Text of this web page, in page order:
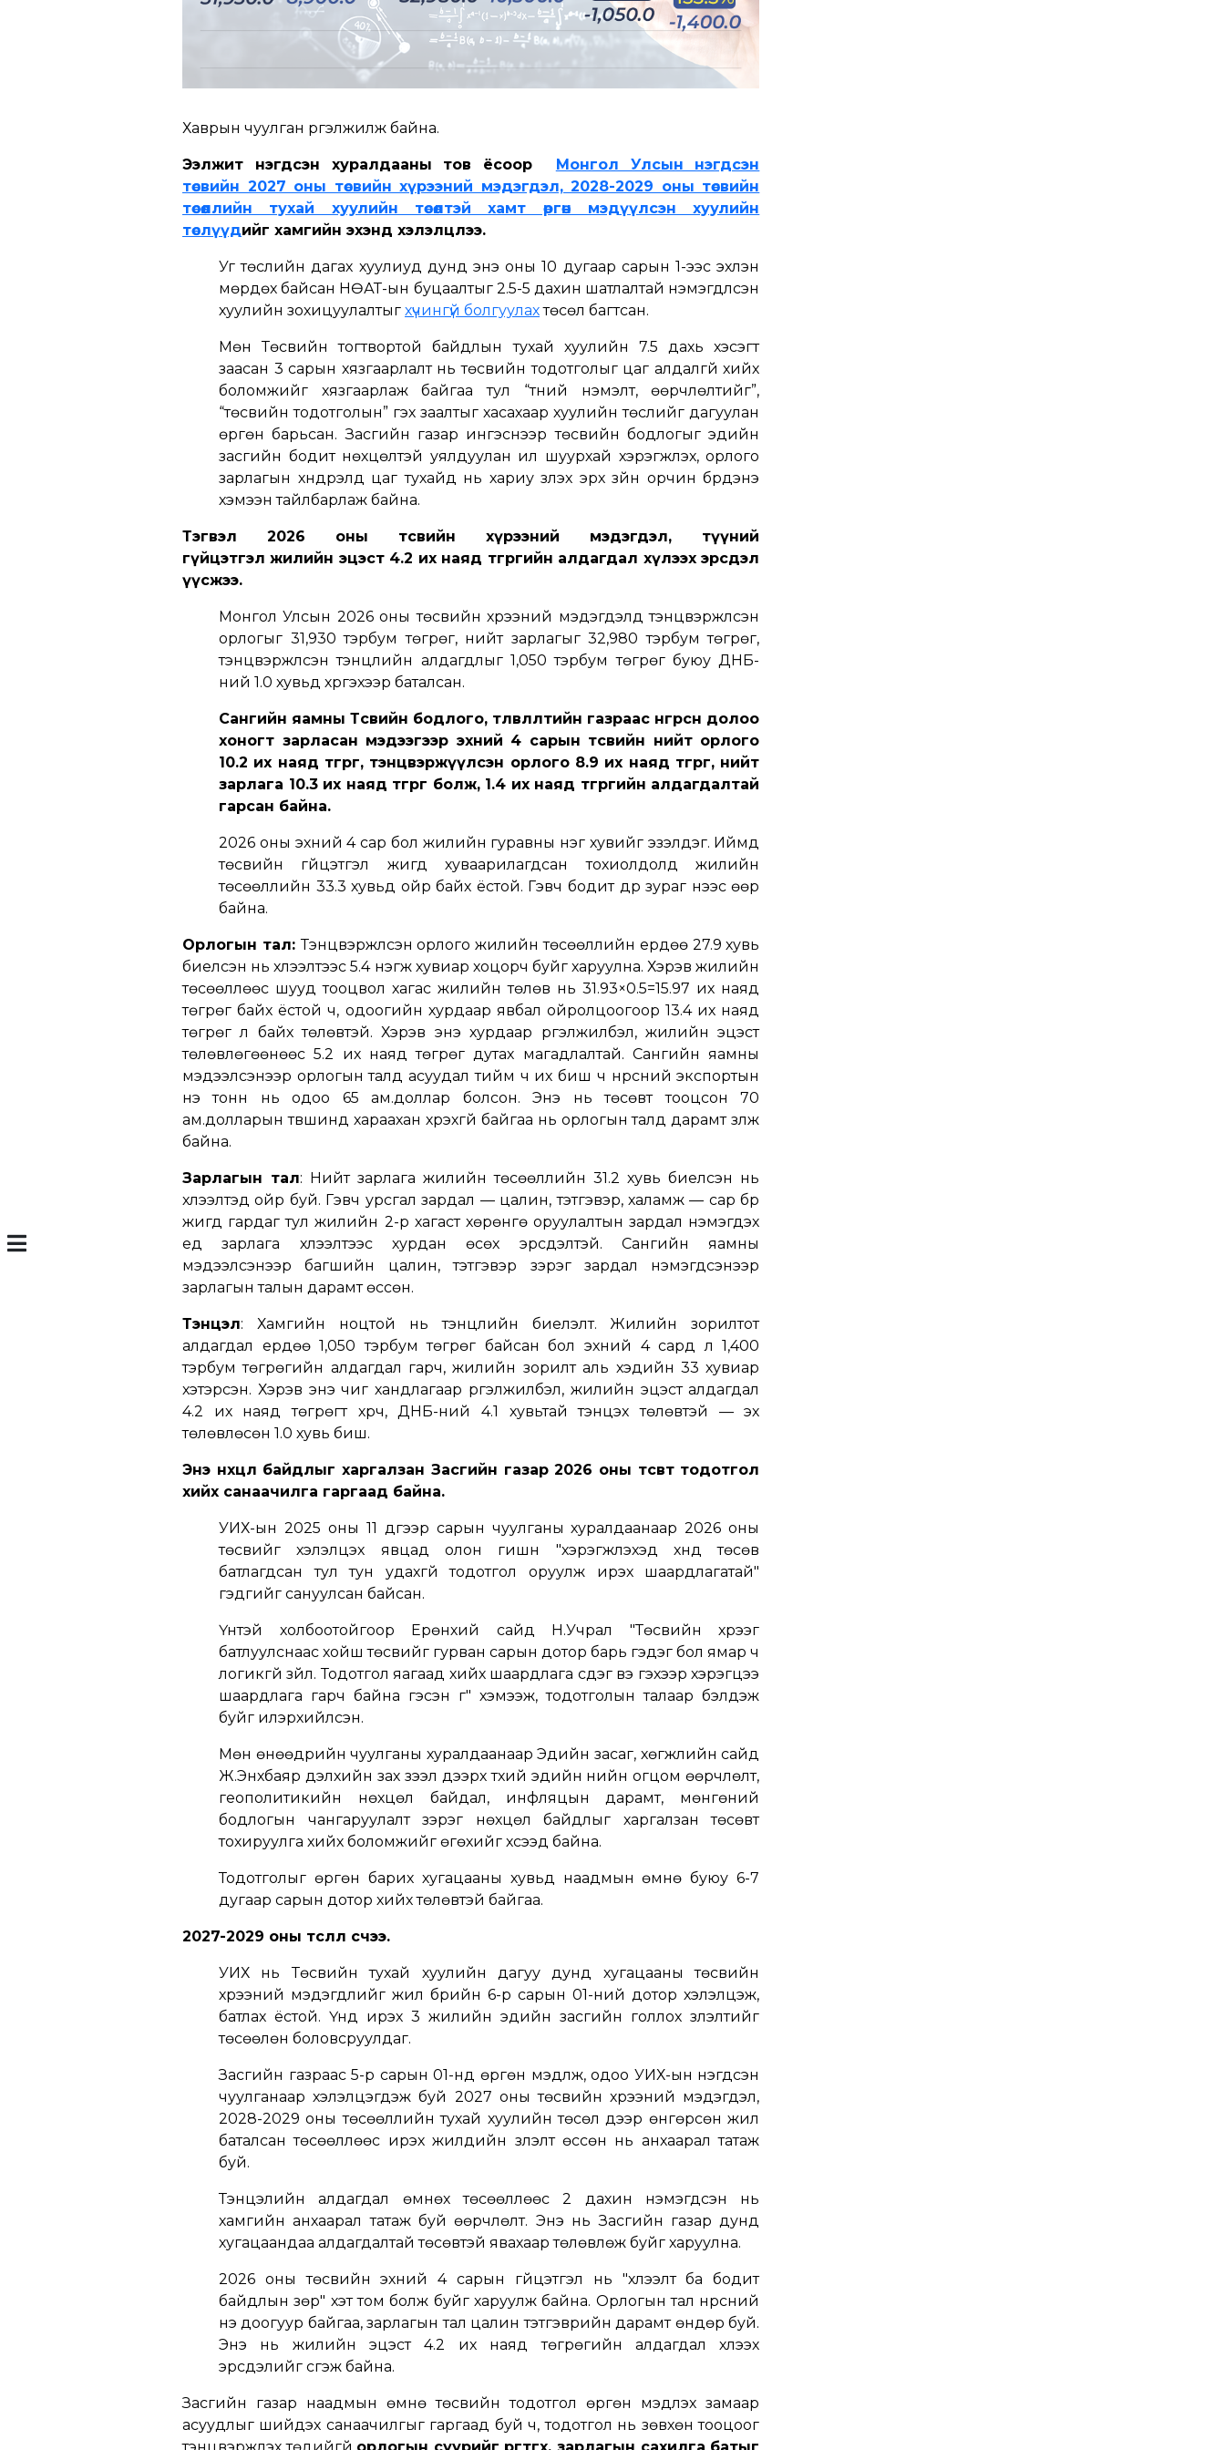
Хаврын чуулган үргэлжилж байна.
Ээлжит нэгдсэн хуралдааны тов ёсоор Монгол Улсын нэгдсэн
төсвийн 2027 оны төсвийн хүрээний мэдэгдэл, 2028-2029 оны төсвийн
төсөөллийн тухай хуулийн төсөлтэй хамт өргөн мэдүүлсэн хуулийн
төслүүдийг хамгийн эхэнд хэлэлцлээ.
Уг төслийн дагах хуулиуд дунд энэ оны 10 дугаар сарын 1-ээс эхлэн
мөрдөх байсан НӨАТ-ын буцаалтыг 2.5-5 дахин шатлалтай нэмэгдүүлсэн
хуулийн зохицуулалтыг хүчингүй болгуулахтөсөл багтсан.
Мөн Төсвийн тогтвортой байдлын тухай хуулийн 7.5 дахь хэсэгт
заасан 3 сарын хязгаарлалт нь төсвийн тодотголыг цаг алдалгүй хийх
боломжийг хязгаарлаж байгаа тул “түүний нэмэлт, өөрчлөлтийг”,
“төсвийн тодотголын” гэх заалтыг хасахаар хуулийн төслийг дагуулан
өргөн барьсан. Засгийн газар ингэснээр төсвийн бодлогыг эдийн
засгийн бодит нөхцөлтэй уялдуулан илүү шуурхай хэрэгжүүлэх, орлого
зарлагын хүндрэлд цаг тухайд нь хариу үзүүлэх эрх зүйн орчин бүрдэнэ
хэмээн тайлбарлаж байна.
Тэгвэл 2026 оны төсвийн хүрээний мэдэгдэл, түүний
гүйцэтгэл жилийн эцэст 4.2 их наяд төгрөгийн алдагдал хүлээх эрсдэл
үүсжээ.
Монгол Улсын 2026 оны төсвийн хүрээний мэдэгдэлд тэнцвэржүүлсэн
орлогыг 31,930 тэрбум төгрөг, нийт зарлагыг 32,980 тэрбум төгрөг,
тэнцвэржүүлсэн тэнцлийн алдагдлыг 1,050 тэрбум төгрөг буюу ДНБ-
ний 1.0 хувьд хүргэхээр баталсан.
Сангийн яамны Төсвийн бодлого, төлөвлөлтийн газраас өнгөрсөн долоо
хоногт зарласан мэдээгээр эхний 4 сарын төсвийн нийт орлого
10.2 их наяд төгрөг, тэнцвэржүүлсэн орлого 8.9 их наяд төгрөг, нийт
зарлага 10.3 их наяд төгрөг болж, 1.4 их наяд төгрөгийн алдагдалтай
гарсан байна.
2026 оны эхний 4 сар бол жилийн гуравны нэг хувийг эзэлдэг. Иймд
төсвийн гүйцэтгэл жигд хуваарилагдсан тохиолдолд жилийн
төсөөллийн 33.3 хувьд ойр байх ёстой. Гэвч бодит дүр зураг үүнээс өөр
байна.
Орлогын тал:Тэнцвэржүүлсэн орлого жилийн төсөөллийн ердөө 27.9 хувь
биелсэн нь хүлээлтээс 5.4 нэгж хувиар хоцорч буйг харуулна. Хэрэв жилийн
төсөөллөөс шууд тооцвол хагас жилийн төлөв нь 31.93×0.5=15.97 их наяд
төгрөг байх ёстой ч, одоогийн хурдаар явбал ойролцоогоор 13.4 их наяд
төгрөг л байх төлөвтэй. Хэрэв энэ хурдаар үргэлжилбэл, жилийн эцэст
төлөвлөгөөнөөс 5.2 их наяд төгрөг дутах магадлалтай. Сангийн яамны
мэдээлсэнээр орлогын талд асуудал тийм ч их биш ч нүүрсний экспортын
үнэ тонн нь одоо 65 ам.доллар болсон. Энэ нь төсөвт тооцсон 70
ам.долларын түвшинд хараахан хүрэхгүй байгаа нь орлогын талд дарамт үзүүлж
байна.
Зарлагын тал: Нийт зарлага жилийн төсөөллийн 31.2 хувь биелсэн нь
хүлээлтэд ойр буй. Гэвч урсгал зардал — цалин, тэтгэвэр, халамж — сар бүр
жигд гардаг тул жилийн 2-р хагаст хөрөнгө оруулалтын зардал нэмэгдэх
үед зарлага хүлээлтээс хурдан өсөх эрсдэлтэй. Сангийн яамны
мэдээлсэнээр багшийн цалин, тэтгэвэр зэрэг зардал нэмэгдсэнээр
зарлагын талын дарамт өссөн.
Тэнцэл: Хамгийн ноцтой нь тэнцлийн биелэлт. Жилийн зорилтот
алдагдал ердөө 1,050 тэрбум төгрөг байсан бол эхний 4 сард л 1,400
тэрбум төгрөгийн алдагдал гарч, жилийн зорилт аль хэдийн 33 хувиар
хэтэрсэн. Хэрэв энэ чиг хандлагаар үргэлжилбэл, жилийн эцэст алдагдал
4.2 их наяд төгрөгт хүрч, ДНБ-ний 4.1 хувьтай тэнцэх төлөвтэй — эх
төлөвлөсөн 1.0 хувь биш.
Энэ нөхцөл байдлыг харгалзан Засгийн газар 2026 оны төсөвт тодотгол
хийх санаачилга гаргаад байна.
УИХ-ын 2025 оны 11 дүгээр сарын чуулганы хуралдаанаар 2026 оны
төсвийг хэлэлцэх явцад олон гишүүн "хэрэгжүүлэхэд хүнд төсөв
батлагдсан тул тун удахгүй тодотгол оруулж ирэх шаардлагатай"
гэдгийг сануулсан байсан.
Үүнтэй холбоотойгоор Ерөнхий сайд Н.Учрал "Төсвийн хүрээг
батлуулснаас хойш төсвийг гурван сарын дотор барь гэдэг бол ямар ч
логикгүй зүйл. Тодотгол яагаад хийх шаардлага үүсдэг вэ гэхээр хэрэгцээ
шаардлага гарч байна гэсэн үг" хэмээж, тодотголын талаар бэлдэж
буйг илэрхийлсэн.
Мөн өнөөдрийн чуулганы хуралдаанаар Эдийн засаг, хөгжлийн сайд
Ж.Энхбаяр дэлхийн зах зээл дээрх түүхий эдийн үнийн огцом өөрчлөлт,
геополитикийн нөхцөл байдал, инфляцын дарамт, мөнгөний
бодлогын чангаруулалт зэрэг нөхцөл байдлыг харгалзан төсөвт
тохируулга хийх боломжийг өгөхийг хүсээд байна.
Тодотголыг өргөн барих хугацааны хувьд наадмын өмнө буюу 6-7
дугаар сарын дотор хийх төлөвтэй байгаа.
2027-2029 оны төсөөлөл өсчээ.
УИХ нь Төсвийн тухай хуулийн дагуу дунд хугацааны төсвийн
хүрээний мэдэгдлийг жил бүрийн 6-р сарын 01-ний дотор хэлэлцэж,
батлах ёстой. Үүнд ирэх 3 жилийн эдийн засгийн голлох үзүүлэлтийг
төсөөлөн боловсруулдаг.
Засгийн газраас 5-р сарын 01-нд өргөн мэдүүлж, одоо УИХ-ын нэгдсэн
чуулганаар хэлэлцэгдэж буй 2027 оны төсвийн хүрээний мэдэгдэл,
2028-2029 оны төсөөллийн тухай хуулийн төсөл дээр өнгөрсөн жил
баталсан төсөөллөөс ирэх жилүүдийн үзүүлэлт өссөн нь анхаарал татаж
буй.
Тэнцэлийн алдагдал өмнөх төсөөллөөс 2 дахин нэмэгдсэн нь
хамгийн анхаарал татаж буй өөрчлөлт. Энэ нь Засгийн газар дунд
хугацаандаа алдагдалтай төсөвтэй явахаар төлөвлөж буйг харуулна.
2026 оны төсвийн эхний 4 сарын гүйцэтгэл нь "хүлээлт ба бодит
байдлын зөрүү" хэт том болж буйг харуулж байна. Орлогын тал нүүрсний
үнэ доогуур байгаа, зарлагын тал цалин тэтгэврийн дарамт өндөр буй.
Энэ нь жилийн эцэст 4.2 их наяд төгрөгийн алдагдал хүлээх
эрсдэлийг үүсгэж байна.
Засгийн газар наадмын өмнө төсвийн тодотгол өргөн мэдүүлэх замаар
асуудлыг шийдэх санаачилгыг гаргаад буй ч, тодотгол нь зөвхөн тооцоог